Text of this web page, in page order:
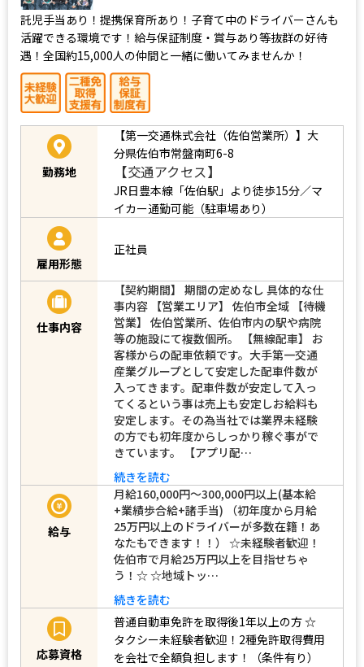
託児手当あり！提携保育所あり！子育て中のドライバーさんも
活躍できる環境です！給与保証制度・賞与あり等抜群の好待
遇！全国約15,000人の仲間と一緒に働いてみませんか！
勤務地
【第一交通株式会社（佐伯営業所）】大
分県佐伯市常盤南町6-8
【交通アクセス】
JR日豊本線「佐伯駅」より徒歩15分／マ
イカー通勤可能（駐車場あり）
雇用形態
正社員
仕事内容
【契約期間】 期間の定めなし 具体的な仕
事内容 【営業エリア】 佐伯市全域 【待機
営業】 佐伯営業所、佐伯市内の駅や病院
等の施設にて複数個所。 【無線配車】 お
客様からの配車依頼です。大手第一交通
産業グループとして安定した配車件数が
入ってきます。配車件数が安定して入っ
てくるという事は売上も安定しお給料も
安定します。その為当社では業界未経験
の方でも初年度からしっかり稼ぐ事がで
きています。 【アプリ配…
続きを読む
給与
月給160,000円～300,000円以上(基本給
+業績歩合給+諸手当) （初年度から月給
25万円以上のドライバーが多数在籍！あ
なたもできます！！） ☆未経験者歓迎！
佐伯市で月給25万円以上を目指せちゃ
う！☆ ☆地域トッ…
続きを読む
応募資格
普通自動車免許を取得後1年以上の方☆
タクシー未経験者歓迎！2種免許取得費用
を会社で全額負担します！（条件有り）